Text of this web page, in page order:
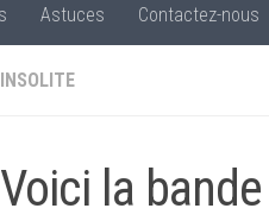
Astuces Contactez-nous
INSOLITE
Voici la